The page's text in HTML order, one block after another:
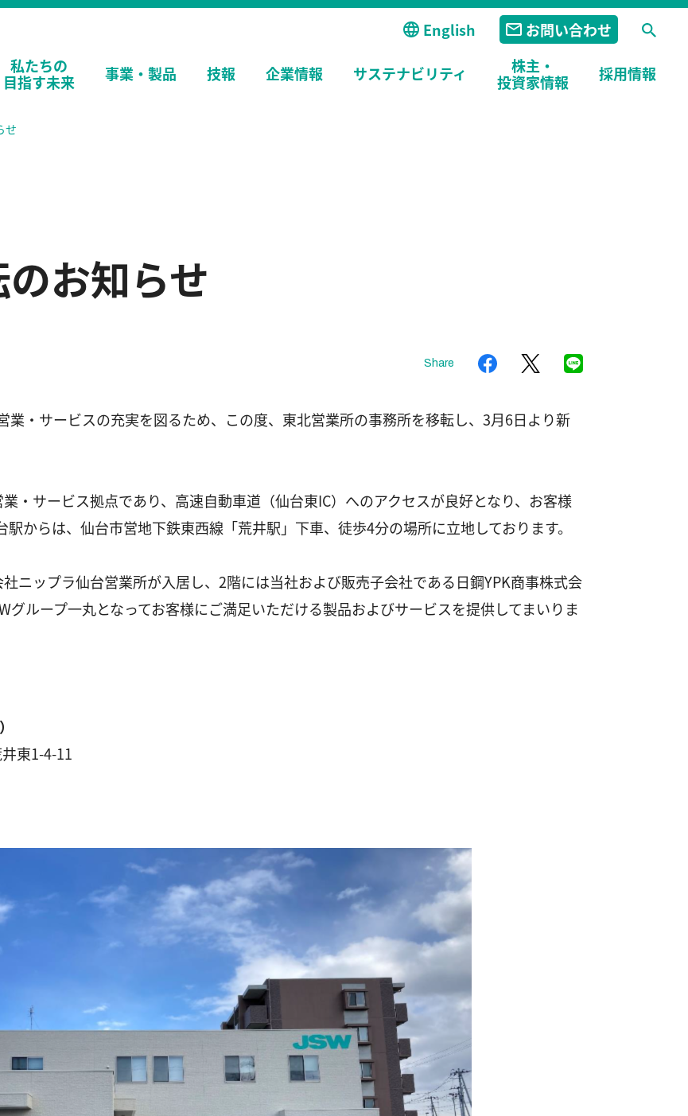
私たちの
目指す未来
事業・ 製品 技報 企業情報 サステナビリティ
株主・
投資家情報
採用情報
English お問い合わせ
せ
お知らせ
Share
業・サービスの充実を図るため、この度、東北営業所の事務所を移転し、3月6日より新
・サービス拠点であり、高速自動車道（仙台東IC）へのアクセスが良好となり、お客様
からは、仙台市営地下鉄東西線「荒井駅」下車、徒歩4分の場所に立地しております。
ニップラ仙台営業所が入居し、2階には当社および販売子会社である日鋼YPK商事株式会
ループ一丸となってお客様にご満足いただける製品およびサービスを提供してまいりま
東1-4-11